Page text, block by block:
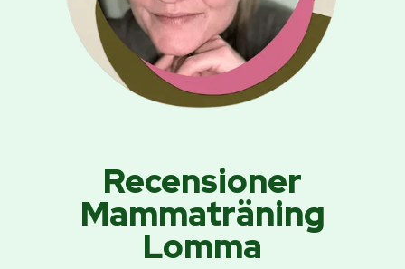
Recensioner
Mammaträning
Lomma